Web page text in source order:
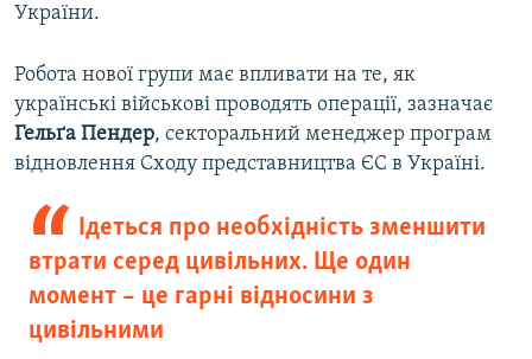
України.
Робота нової групи має впливати на те, як
українські військові проводять операції, зазначає
Гельґа Пендер, секторальний менеджер програм
відновлення Сходу представництва ЄС в Україні.
Ідеться про необхідність зменшити
втрати серед цивільних. Ще один
момент – це гарні відносини з
цивільними